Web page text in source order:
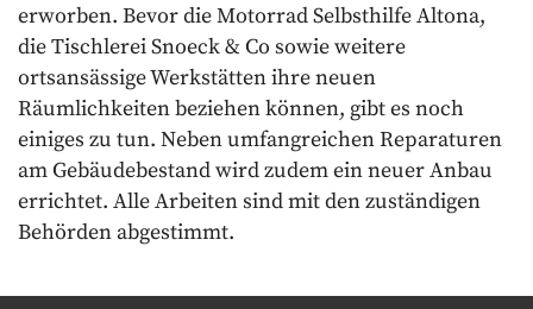
erworben. Bevor die Motorrad Selbsthilfe Altona,
die Tischlerei Snoeck & Co sowie weitere
ortsansässige Werkstätten ihre neuen
Räumlichkeiten beziehen können, gibt es noch
einiges zu tun. Neben umfangreichen Reparaturen
am Gebäudebestand wird zudem ein neuer Anbau
errichtet. Alle Arbeiten sind mit den zuständigen
Behörden abgestimmt.